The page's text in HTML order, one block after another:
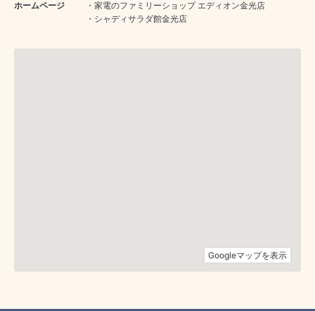
ホームページ ・ 家電のファミリーショップ エディオン金光店
・ シャディサラダ館金光店